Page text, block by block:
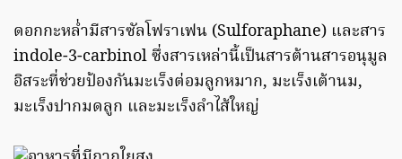
ดอกกะหล่ำมีสารซัลโฟราเฟน (Sulforaphane) และสาร
indole-3-carbinol ซึ่งสารเหล่านี้เป็นสารต้านสารอนุมูล
อิสระที่ช่วยป้องกันมะเร็งต่อมลูกหมาก, มะเร็งเต้านม,
มะเร็งปากมดลูก และมะเร็งลำไส้ใหญ่